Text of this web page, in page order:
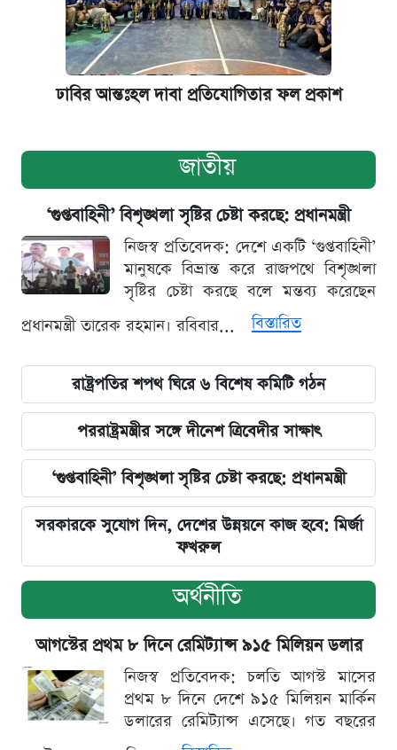
ঢাবির আন্তঃহল দাবা প্রতিযোগিতার ফল প্রকাশ
জাতীয়
‘গুপ্তবাহিনী’ বিশৃঙ্খলা সৃষ্টির চেষ্টা করছে: প্রধানমন্ত্রী
নিজস্ব প্রতিবেদক: দেশে একটি ‘গুপ্তবাহিনী’
মানুষকে বিভ্রান্ত করে রাজপথে বিশৃঙ্খলা
সৃষ্টির চেষ্টা করছে বলে মন্তব্য করেছেন
প্রধানমন্ত্রী তারেক রহমান। রবিবার...
বিস্তারিত
রাষ্ট্রপতির শপথ ঘিরে ৬ বিশেষ কমিটি গঠন
পররাষ্ট্রমন্ত্রীর সঙ্গে দীনেশ ত্রিবেদীর সাক্ষাৎ
‘গুপ্তবাহিনী’ বিশৃঙ্খলা সৃষ্টির চেষ্টা করছে: প্রধানমন্ত্রী
সরকারকে সুযোগ দিন, দেশের উন্নয়নে কাজ হবে: মির্জা
ফখরুল
অর্থনীতি
আগস্টের প্রথম ৮ দিনে রেমিট্যান্স ৯১৫ মিলিয়ন ডলার
নিজস্ব প্রতিবেদক: চলতি আগস্ট মাসের
প্রথম ৮ দিনে দেশে ৯১৫ মিলিয়ন মার্কিন
ডলারের রেমিট্যান্স এসেছে। গত বছরের